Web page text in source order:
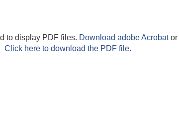
to display PDF files. Download adobe Acrobator
Click here to download the PDF file.